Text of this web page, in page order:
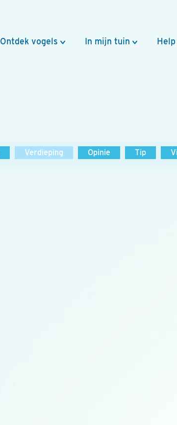
Ontdek vogels In mijn tuin
Verdieping Opinie Tip